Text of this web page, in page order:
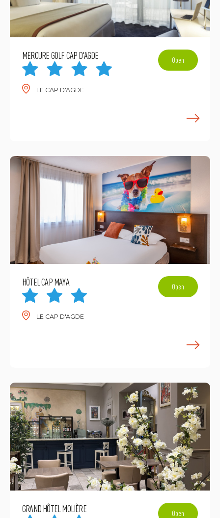
MERCURE GOLF CAP D'AGDE
LE CAP D'AGDE
Open
HÔTEL CAP MAYA
LE CAP D'AGDE
Open
GRAND HÔTEL MOLIÈRE Open